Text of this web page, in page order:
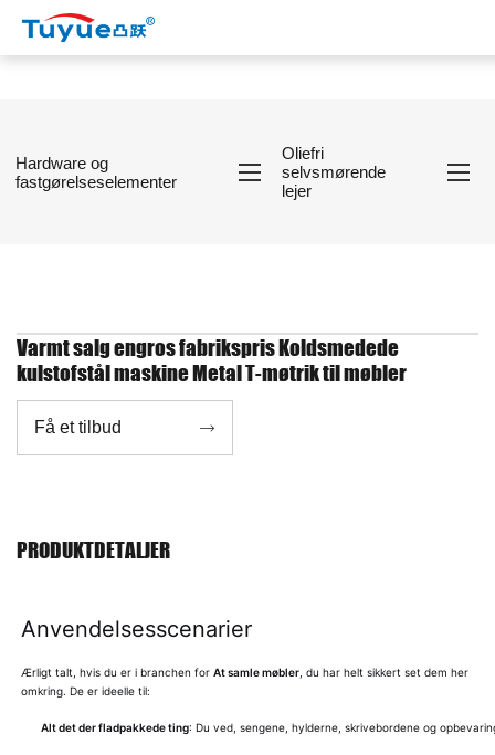
Hardware og
fastgørelseselementer
Oliefri
selvsmørende
lejer
Varmt salg engros fabrikspris Koldsmedede
kulstofstål maskine Metal T-møtrik til møbler
Få et tilbud 
PRODUKTDETALJER
Anvendelsesscenarier
Ærligt talt, hvis du er i branchen forAt samle møbler , du har helt sikkert set dem her
omkring. De er ideelle til:
Alt det der fladpakkede ting: Du ved, sengene, hylderne, skrivebordene og